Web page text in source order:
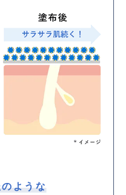
ような